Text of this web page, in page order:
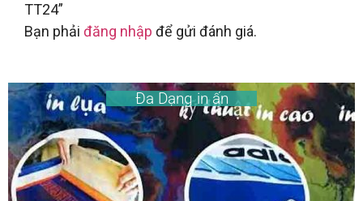
TT24”
Bạn phải đăng nhập để gửi đánh giá.
Đa Dạng in ấn